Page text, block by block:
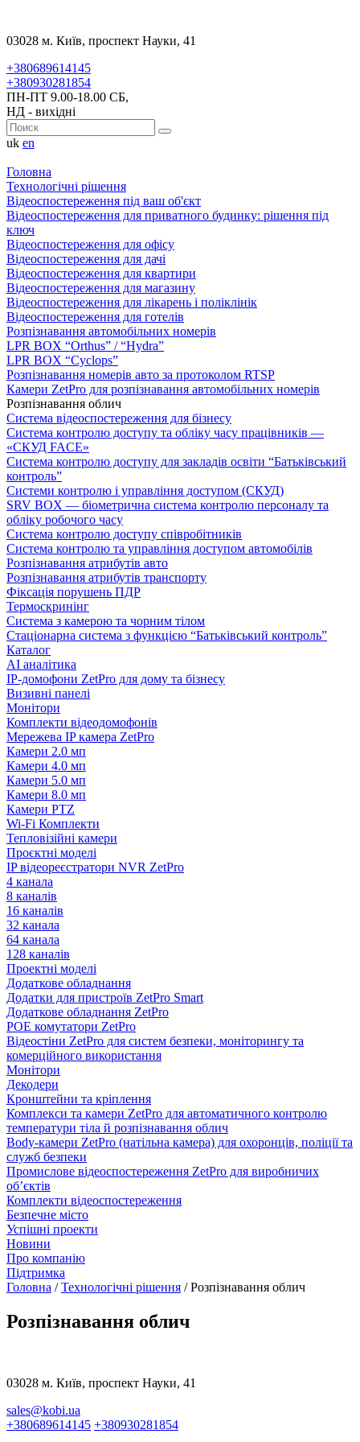
03028 м. Київ, проспект Науки, 41
+380689614145
+380930281854
ПН-ПТ 9.00-18.00 СБ,
НД - вихідні
uk en
Головна
Технологічні рішення
Відеоспостереження під ваш об'єкт
Відеоспостереження для приватного будинку: рішення під
ключ
Відеоспостереження для офісу
Відеоспостереження для дачі
Відеоспостереження для квартири
Відеоспостереження для магазину
Відеоспостереження для лікарень і поліклінік
Відеоспостереження для готелів
Розпізнавання автомобільних номерів
LPR BOX “Orthus” / “Hydra”
LPR BOX “Cyclops”
Розпізнавання номерів авто за протоколом RTSP
Камери ZetPro для розпізнавання автомобільних номерів
Розпізнавання облич
Система відеоспостереження для бізнесу
Система контролю доступу та обліку часу працівників —
«СКУД FACE»
Система контролю доступу для закладів освіти “Батьківський
контроль”
Системи контролю і управління доступом (СКУД)
SRV BOX — біометрична система контролю персоналу та
обліку робочого часу
Система контролю доступу співробітників
Система контролю та управління доступом автомобілів
Розпізнавання атрибутів авто
Розпізнавання атрибутів транспорту
Фіксація порушень ПДР
Термоскринінг
Система з камерою та чорним тілом
Стаціонарна система з функцією “Батьківський контроль”
Каталог
AI аналітика
IP-домофони ZetPro для дому та бізнесу
Визивні панелі
Монітори
Комплекти відеодомофонів
Мережева IP камера ZetPro
Камери 2.0 мп
Камери 4.0 мп
Камери 5.0 мп
Камери 8.0 мп
Камери PTZ
Wi-Fi Комплекти
Тепловізійні камери
Проєктні моделі
IP відеореєстратори NVR ZetPro
4 канала
8 каналів
16 каналів
32 канала
64 канала
128 каналів
Проектні моделі
Додаткове обладнання
Додатки для пристроїв ZetPro Smart
Додаткове обладнання ZetPro
POE комутатори ZetPro
Відеостіни ZetPro для систем безпеки, моніторингу та
комерційного використання
Монітори
Декодери
Кронштейни та кріплення
Комплекси та камери ZetPro для автоматичного контролю
температури тіла й розпізнавання облич
Body-камери ZetPro (натільна камера) для охоронців, поліції та
служб безпеки
Промислове відеоспостереження ZetPro для виробничих
об’єктів
Комплекти відеоспостереження
Безпечне місто
Успішні проекти
Новини
Про компанію
Підтримка
Головна / Технологічні рішення / Розпізнавання облич
Розпізнавання облич
03028 м. Київ, проспект Науки, 41
sales@kobi.ua
+380689614145 +380930281854